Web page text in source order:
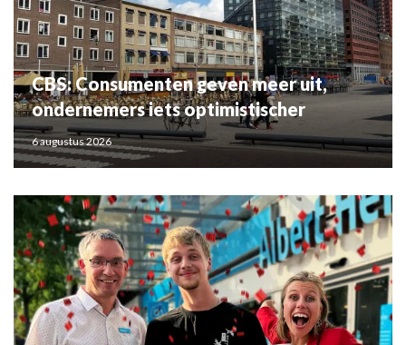
CBS: Consumenten geven meer uit,
ondernemers iets optimistischer
6 augustus 2026